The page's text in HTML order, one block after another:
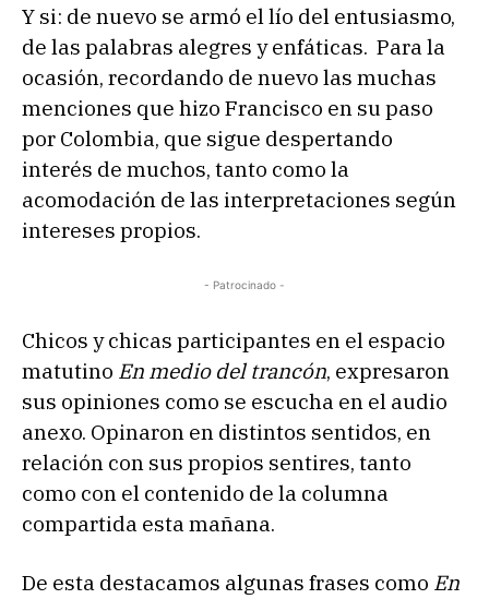
Y si: de nuevo se armó el lío del entusiasmo,
de las palabras alegres y enfáticas. Para la
ocasión, recordando de nuevo las muchas
menciones que hizo Francisco en su paso
por Colombia, que sigue despertando
interés de muchos, tanto como la
acomodación de las interpretaciones según
intereses propios.
- Patrocinado -
Chicos y chicas participantes en el espacio
matutino En medio del trancón, expresaron
sus opiniones como se escucha en el audio
anexo. Opinaron en distintos sentidos, en
relación con sus propios sentires, tanto
como con el contenido de la columna
compartida esta mañana.
De esta destacamos algunas frases como En